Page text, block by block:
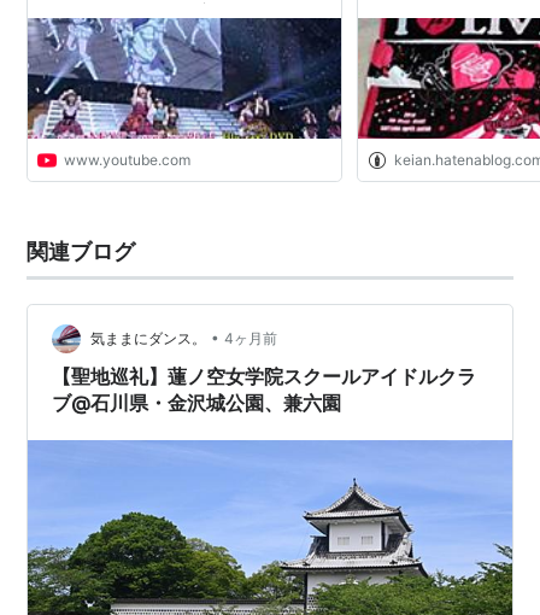
www.youtube.com
関連ブログ
気ままにダンス。 • 4ヶ月前
【聖地巡礼】蓮ノ空女学院スクールアイドルクラ
ブ@石川県・金沢城公園、兼六園